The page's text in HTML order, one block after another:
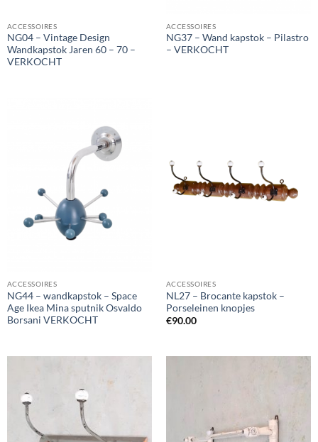
ACCESSOIRES
NG04 – Vintage Design
Wandkapstok Jaren 60 – 70 –
VERKOCHT
ACCESSOIRES
NG37 – Wand kapstok – Pilastro
– VERKOCHT
ACCESSOIRES
NG44 – wandkapstok – Space
Age Ikea Mina sputnik Osvaldo
Borsani VERKOCHT
ACCESSOIRES
NL27 – Brocante kapstok –
Porseleinen knopjes
€90.00